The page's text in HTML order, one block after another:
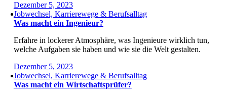
Dezember 5, 2023
Jobwechsel, Karrierewege & Berufsalltag
Was macht ein Ingenieur?
Erfahre in lockerer Atmosphäre, was Ingenieure wirklich tun,
welche Aufgaben sie haben und wie sie die Welt gestalten.
Dezember 5, 2023
Jobwechsel, Karrierewege & Berufsalltag
Was macht ein Wirtschaftsprüfer?